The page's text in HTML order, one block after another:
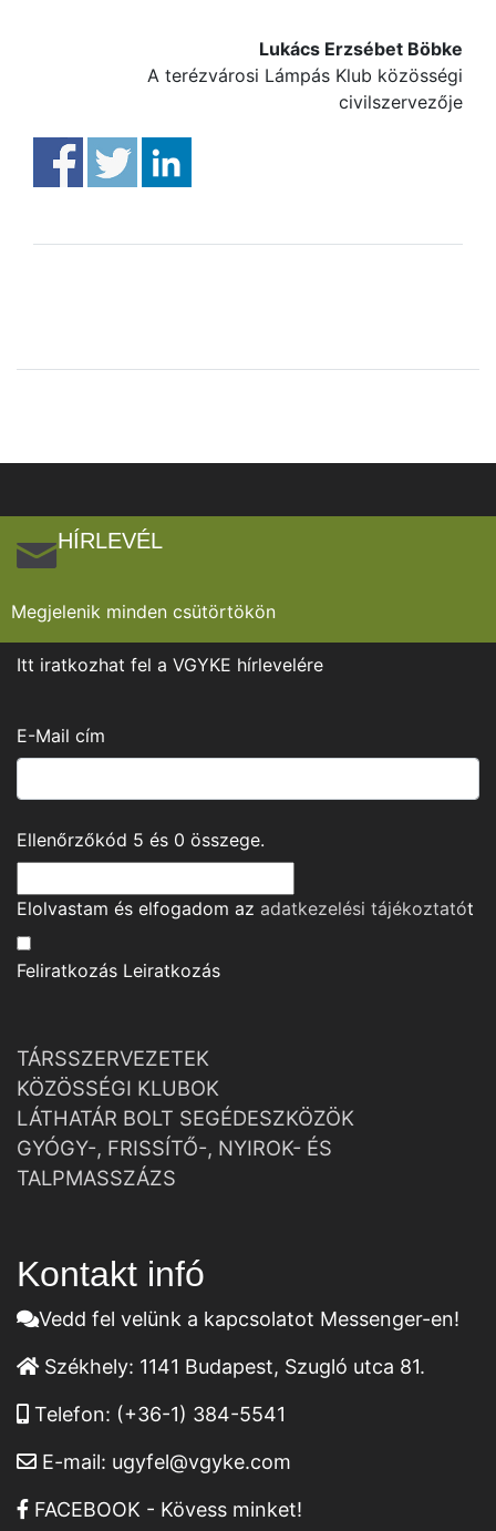
Lukács Erzsébet Böbke
A terézvárosi Lámpás Klub közösségi
civilszervezője
HÍRLEVÉL
Megjelenik minden csütörtökön
Itt iratkozhat fel a VGYKE hírlevelére
E-Mail cím
Ellenőrzőkód 5 és 0 összege.
Elolvastam és elfogadom az adatkezelési tájékoztatót
Feliratkozás Leiratkozás
TÁRSSZERVEZETEK
KÖZÖSSÉGI KLUBOK
LÁTHATÁR BOLT SEGÉDESZKÖZÖK
GYÓGY-, FRISSÍTŐ-, NYIROK- ÉS
TALPMASSZÁZS
Kontakt infó
Vedd fel velünk a kapcsolatot Messenger-en!
Székhely: 1141 Budapest, Szugló utca 81.
Telefon: (+36-1) 384-5541
E-mail: ugyfel@vgyke.com
FACEBOOK - Kövess minket!